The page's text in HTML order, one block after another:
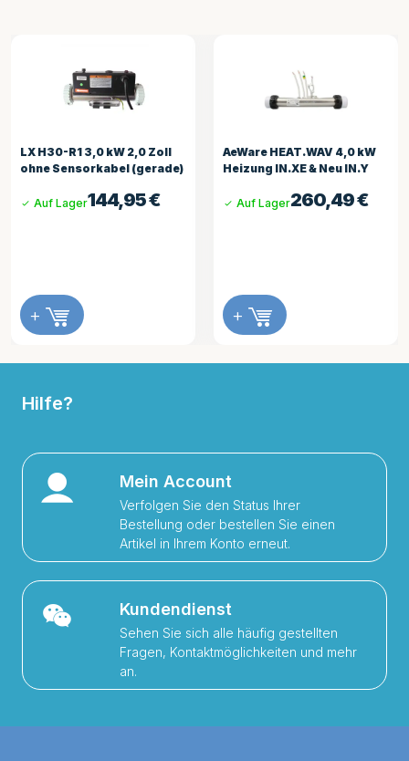
LX H30-R1 3,0 kW 2,0 Zoll
ohne Sensorkabel (gerade)
144,95€
Auf Lager
+
AeWare HEAT.WAV 4,0 kW
Heizung IN.XE & Neu IN.Y
260,49€
Auf Lager
+
Hilfe?
Mein Account
Verfolgen Sie den Status Ihrer
Bestellung oder bestellen Sie einen
Artikel in Ihrem Konto erneut.
Kundendienst
Sehen Sie sich alle häufig gestellten
Fragen, Kontaktmöglichkeiten und mehr
an.